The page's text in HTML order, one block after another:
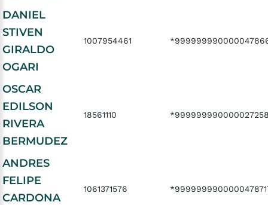
DANIEL
STIVEN
GIRALDO
OGARI
1007954461
OSCAR
EDILSON
RIVERA
BERMUDEZ
18561110
ANDRES
FELIPE
CARDONA
1061371576